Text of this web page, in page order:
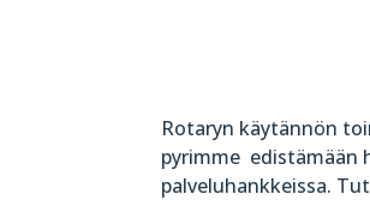
Rotaryn käytännön
pyrimme edistämään
palveluhankkeissa.